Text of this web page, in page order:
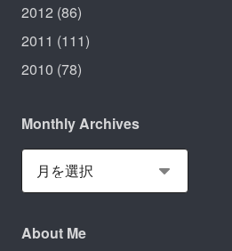
2012 (86)
2011 (111)
2010 (78)
Monthly Archives
About Me